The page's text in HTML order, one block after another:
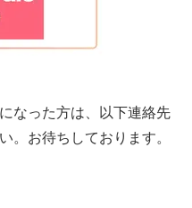
なった方は、以下連絡先
。お待ちしております。